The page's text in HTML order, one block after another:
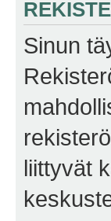
Sinun
liittyvät